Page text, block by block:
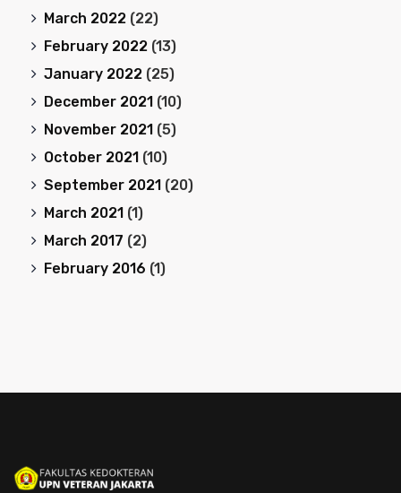
March 2022 (22)
February 2022 (13)
January 2022 (25)
December 2021 (10)
November 2021 (5)
October 2021 (10)
September 2021 (20)
March 2021 (1)
March 2017 (2)
February 2016 (1)